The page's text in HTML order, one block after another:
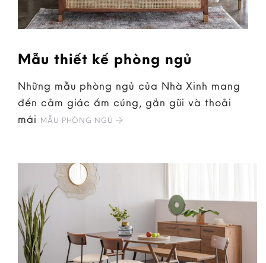
Mẫu thiết kế phòng ngủ
Những mẫu phòng ngủ của Nhà Xinh mang
đến cảm giác ấm cúng, gần gũi và thoải
mái MẪU PHÒNG NGỦ